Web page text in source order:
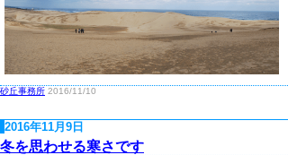
砂丘事務所 2016/11/10
2016年11月9日
冬を思わせる寒さです